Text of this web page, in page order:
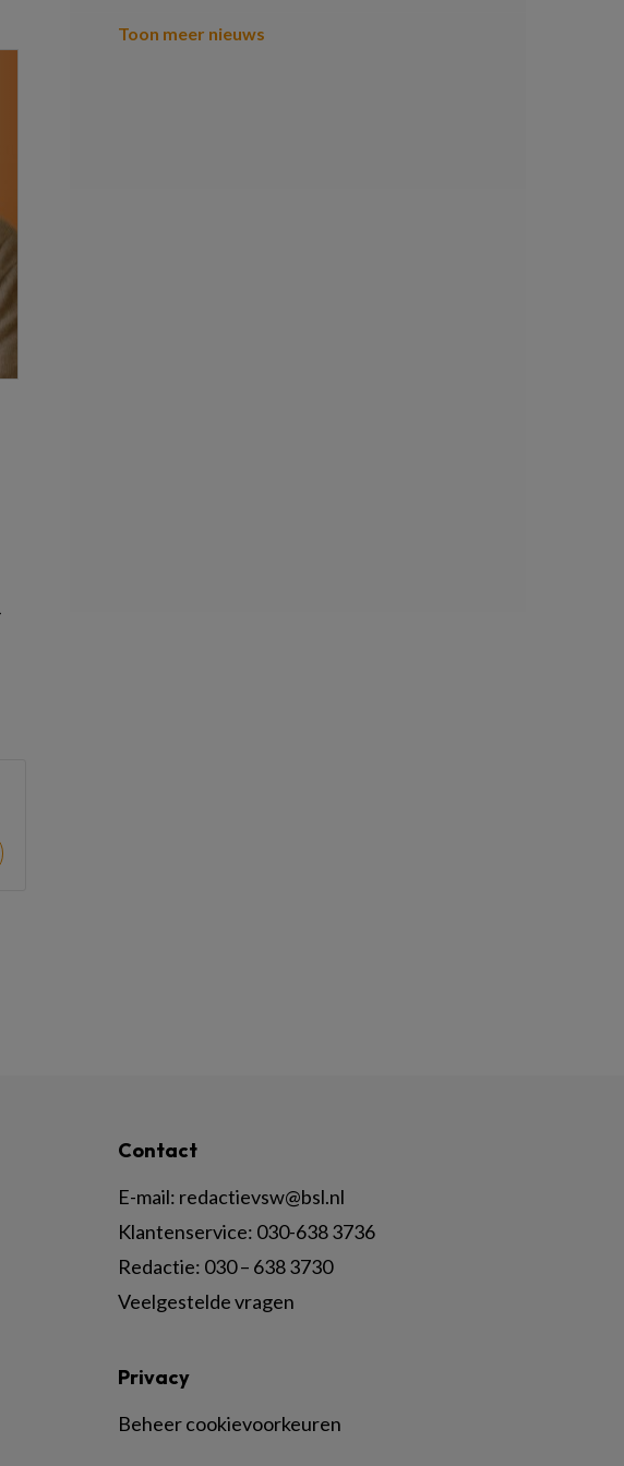
Toon meer nieuws
Contact
E-mail: redactievsw@bsl.nl
Klantenservice: 030-638 3736
Redactie: 030 – 638 3730
Veelgestelde vragen
Privacy
Beheer cookievoorkeuren